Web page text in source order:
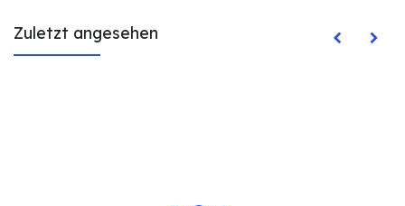
Zuletzt angesehen